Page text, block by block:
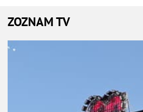
ZOZNAM TV